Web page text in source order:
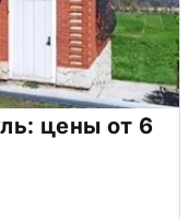
цены от 6